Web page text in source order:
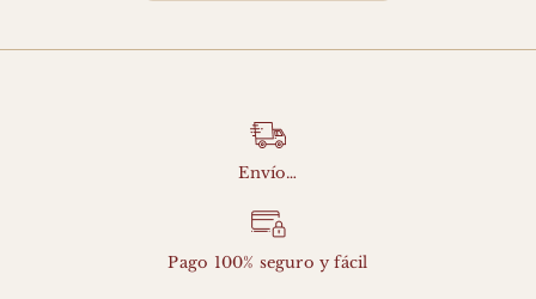
107,00 €
Envío…
Pago 100% seguro y fácil